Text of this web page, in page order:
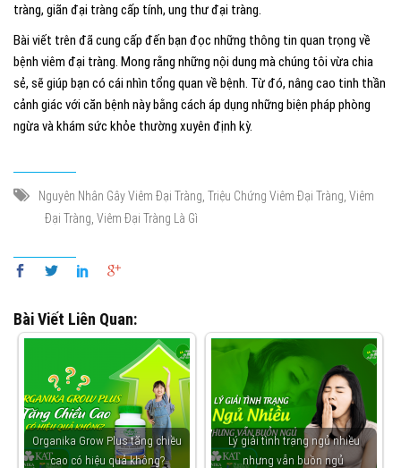
tràng, giãn đại tràng cấp tính, ung thư đại tràng.
Bài viết trên đã cung cấp đến bạn đọc những thông tin quan trọng về
bệnh viêm đại tràng. Mong rằng những nội dung mà chúng tôi vừa chia
sẻ, sẽ giúp bạn có cái nhìn tổng quan về bệnh. Từ đó, nâng cao tinh thần
cảnh giác với căn bệnh này bằng cách áp dụng những biện pháp phòng
ngừa và khám sức khỏe thường xuyên định kỳ.
Nguyên Nhân Gây Viêm Đại Tràng, Triệu Chứng Viêm Đại Tràng, Viêm
Đại Tràng, Viêm Đại Tràng Là Gì
Bài Viết Liên Quan:
Organika Grow Plus tăng chiều
cao có hiệu quả không?
Lý giải tình trạng ngủ nhiều
nhưng vẫn buồn ngủ